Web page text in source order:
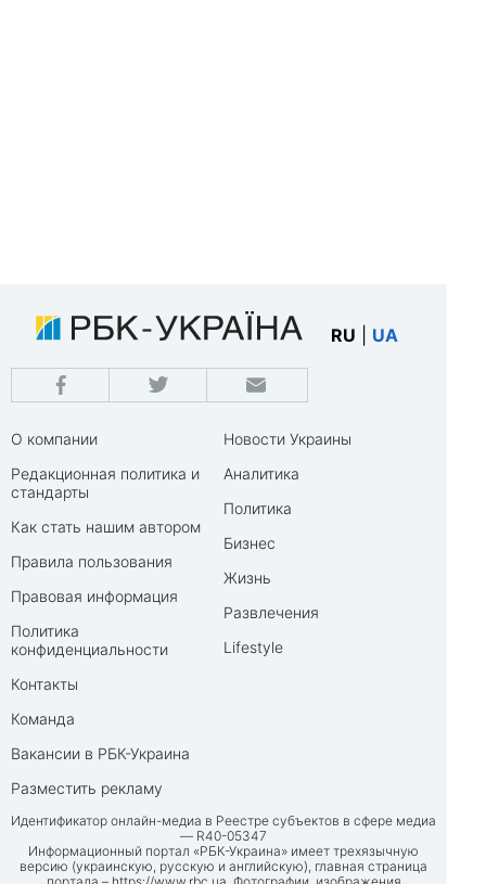
RU UA
О компании
Редакционная политика и
стандарты
Как стать нашим автором
Правила пользования
Правовая информация
Политика
конфиденциальности
Контакты
Команда
Вакансии в РБК-Украина
Разместить рекламу
Новости Украины
Аналитика
Политика
Бизнес
Жизнь
Развлечения
Lifestyle
Идентификатор онлайн-медиа в Реестре субъектов в сфере медиа
— R40-05347
Информационный портал «РБК-Украина» имеет трехязычную
версию (украинскую, русскую и английскую), главная страница